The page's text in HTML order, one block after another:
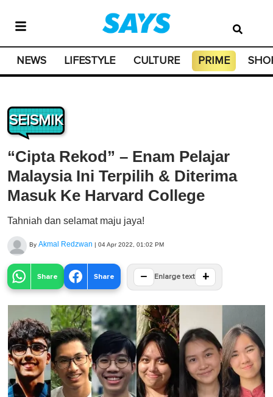
NEWS LIFESTYLE CULTURE PRIME
SEISMIK
“Cipta Rekod” – Enam Pelajar
Malaysia Ini Terpilih & Diterima
Masuk Ke Harvard College
Tahniah dan selamat maju jaya!
By Akmal Redzwan | 04 Apr 2022, 01:02 PM
Share Share − Enlarge text +